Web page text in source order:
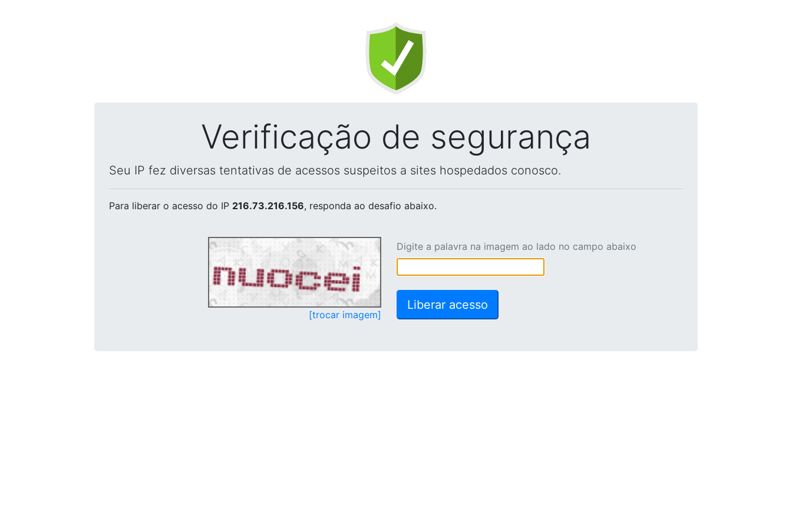
Verificação de segurança
Seu IP fez diversas tentativas de acessos suspeitos a sites hospedados conosco.
Para liberar o acesso do IP 216.73.216.156, responda ao desafio abaixo.
[trocar imagem]
Digite a palavra na imagem ao lado no campo abaixo